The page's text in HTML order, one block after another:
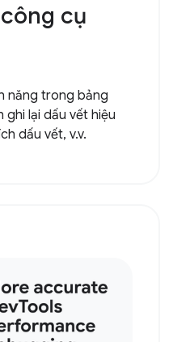
cụ
năng trong bảng
ghi lại dấu vết hiệu
dấu vết, v.v.